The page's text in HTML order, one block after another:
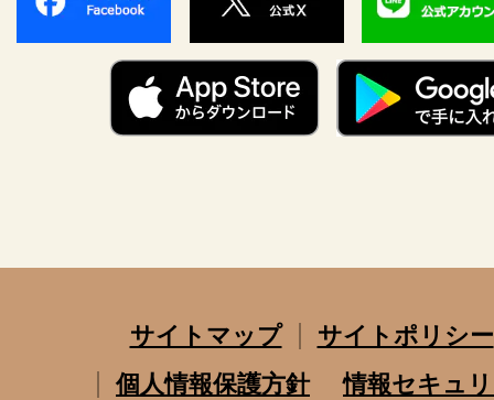
サイトマップ
サイトポリシー
個人情報保護方針
情報セキュ